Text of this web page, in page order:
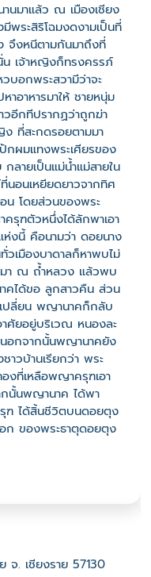
านมาแล้ว ณ เมืองเชียง
ระสิริโฉมงดงามเป็นที่
จึงหนีตามกันมาถึงที่
น เจ้าหญิงก็ทรงครรภ์
บอกพระสวามีว่าจะ
าอาหารมาให้ ชายหนุ่ม
วอีกทีปรากฏว่าถูกฆ่า
ง ที่สะกดรอยตามมา
กผมแทงพระเศียรของ
ลายเป็นแม่น้ำแม่สายใน
นอนเหยียดยาวจากทิศ
น โดยส่วนของพระ
ฑตัวหนึ่งได้ลักพาเอา
งนี้ คือนามว่า ดอยนาง
เมืองบาดาลก็หาพบไม่
า ณ ถ้ำหลวง แล้วพบ
ได้ขอ ลูกสาวคืน ส่วน
ปลี่ยน พญานาคก็กลับ
าศัยอยู่บริเวณ หนองละ
นอกจากนั้นพญานาคยัง
าวบ้านเรียกว่า พระ
งที่เหลือพญาครุฑเอา
กนั้นพญานาค ได้พา
ฑ ได้สิ้นชีวิตบนดอยตุง
ก ของพระธาตุดอยตุง
จ. เชียงราย 57130